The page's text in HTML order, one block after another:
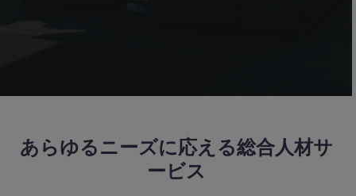
あらゆるニーズに応える総合人材サ
ービス